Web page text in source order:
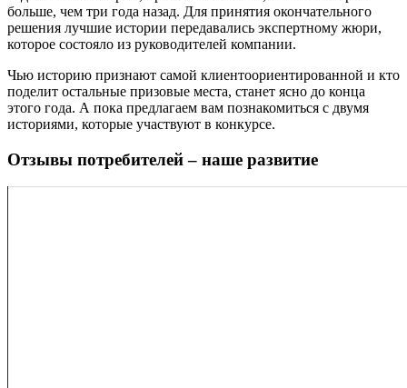
больше, чем три года назад. Для принятия окончательного
решения лучшие истории передавались экспертному жюри,
которое состояло из руководителей компании.
Чью историю признают самой клиентоориентированной и кто
поделит остальные призовые места, станет ясно до конца
этого года. А пока предлагаем вам познакомиться с двумя
историями, которые участвуют в конкурсе.
Отзывы потребителей – наше развитие